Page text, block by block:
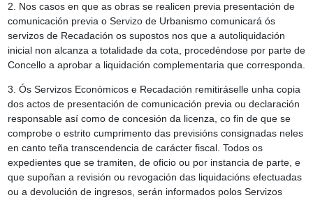
2. Nos casos en que as obras se realicen previa presentación de
comunicación previa o Servizo de Urbanismo comunicará ós
servizos de Recadación os supostos nos que a autoliquidación
inicial non alcanza a totalidade da cota, procedéndose por parte de
Concello a aprobar a liquidación complementaria que corresponda.
3. Ós Servizos Económicos e Recadación remitiráselle unha copia
dos actos de presentación de comunicación previa ou declaración
responsable así como de concesión da licenza, co fin de que se
comprobe o estrito cumprimento das previsións consignadas neles
en canto teña transcendencia de carácter fiscal. Todos os
expedientes que se tramiten, de oficio ou por instancia de parte, e
que supoñan a revisión ou revogación das liquidacións efectuadas
ou a devolución de ingresos, serán informados polos Servizos